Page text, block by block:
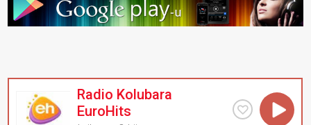
Radio Kolubara
EuroHits